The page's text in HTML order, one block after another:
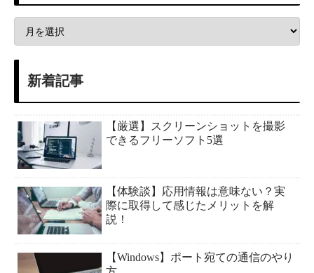
新着記事
【厳選】スクリーンショットを撮影
できるフリーソフト5選
【体験談】応用情報は意味ない？実
際に取得して感じたメリットを解
説！
【Windows】ポート宛ての通信のやり